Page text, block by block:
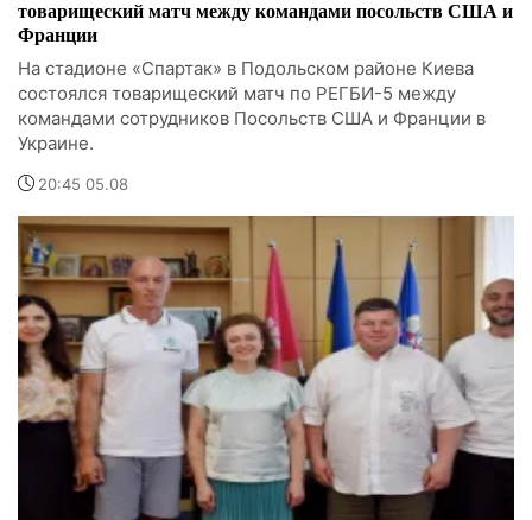
товарищеский матч между командами посольств США и
Франции
На стадионе «Спартак» в Подольском районе Киева
состоялся товарищеский матч по РЕГБИ-5 между
командами сотрудников Посольств США и Франции в
Украине.
20:45 05.08